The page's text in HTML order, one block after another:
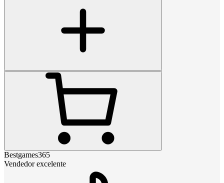
Bestgames365
Vendedor excelente